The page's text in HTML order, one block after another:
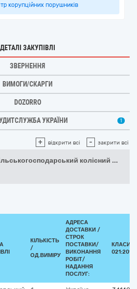
корупційних порушників
ДЕТАЛІ ЗАКУПІВЛІ
ЗВЕРНЕННЯ
ВИМОГИ/СКАРГИ
DOZORRO
УКРАЇНИ 1
+ відкрити всі - закрити всі
колісний ...
КІЛЬКІСТЬ
/
ОД.ВИМІРУ
АДРЕСА
ДОСТАВКИ /
СТРОК
ПОСТАВКИ/
ВИКОНАННЯ
РОБІТ/
НАДАННЯ
ПОСЛУГ:
021:2015